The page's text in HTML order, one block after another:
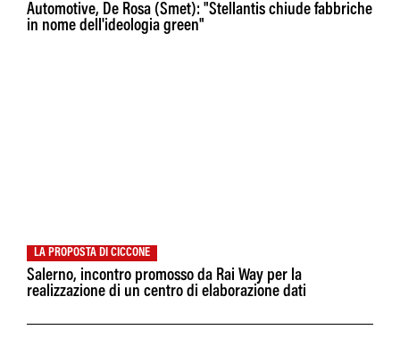
Automotive, De Rosa (Smet): "Stellantis chiude fabbriche
in nome dell'ideologia green"
LA PROPOSTA DI CICCONE
Salerno, incontro promosso da Rai Way per la
realizzazione di un centro di elaborazione dati